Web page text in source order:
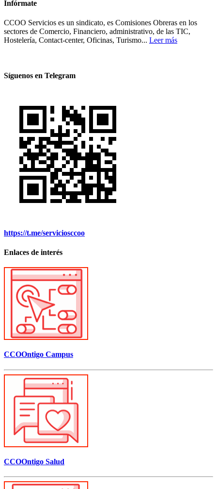
Infórmate
CCOO Servicios es un sindicato, es Comisiones Obreras en los
sectores de Comercio, Financiero, administrativo, de las TIC,
Hostelería, Contact-center, Oficinas, Turismo... Leer más
Síguenos en Telegram
https://t.me/serviciosccoo
Enlaces de interés
CCOOntigo Campus
CCOOntigo Salud